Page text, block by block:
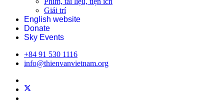
Giải trí
English website
Donate
Sky Events
+84 91 530 1116
info@thienvanvietnam.org